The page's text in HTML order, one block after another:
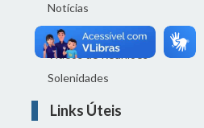
Notícias
Sala de Imprensa
Vídeos de Reuniões
Solenidades
Links Úteis